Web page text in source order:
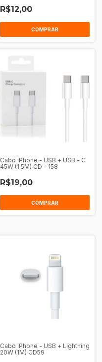
R$12,00
COMPRAR
Cabo iPhone - USB + USB - C
45W (1.5M) CD - 158
R$19,00
COMPRAR
Cabo iPhone - USB + Lightning
20W (1M) CD59